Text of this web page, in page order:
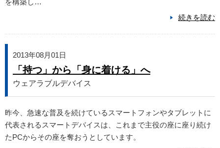
を構築し…
続きを読む
2013年08月01日
「持つ」から「身に着ける」へ
ウェアラブルデバイス
昨今、急速な普及を続けているスマートフォンやタブレットに
代表されるスマートデバイスは、これまで主役の座に座り続け
たPCからその座を奪おうとしています。